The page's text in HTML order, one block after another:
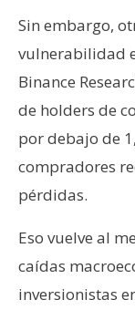
Sin embargo,
vulnerabilidad
Binance
de holders de
por debajo de
compradores
pérdidas.
Eso vuelve al
caídas
inversionistas